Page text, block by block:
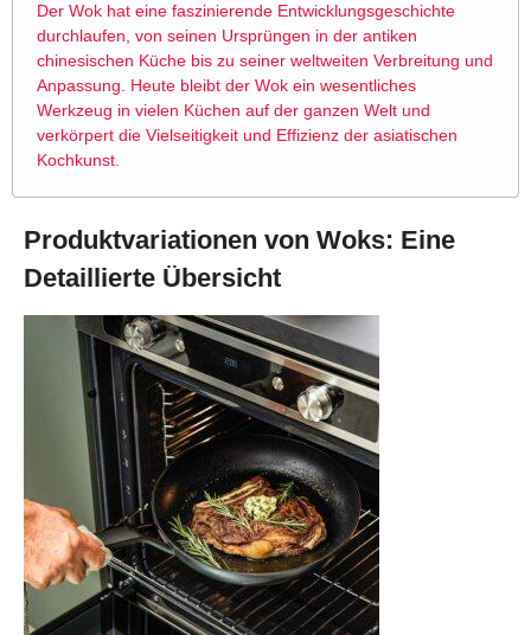
Der Wok hat eine faszinierende Entwicklungsgeschichte
durchlaufen, von seinen Ursprüngen in der antiken
chinesischen Küche bis zu seiner weltweiten Verbreitung und
Anpassung. Heute bleibt der Wok ein wesentliches
Werkzeug in vielen Küchen auf der ganzen Welt und
verkörpert die Vielseitigkeit und Effizienz der asiatischen
Kochkunst.
Produktvariationen von Woks: Eine
Detaillierte Übersicht